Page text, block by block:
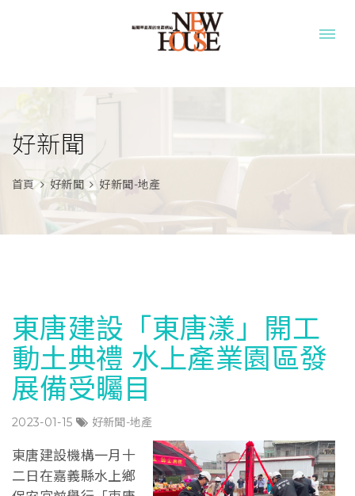
好新聞
首頁 好新聞 好新聞-地產
東唐建設「東唐漾」開工
動土典禮 水上產業園區發
展備受矚目
2023-01-15 好新聞-地產
東唐建設機構一月十
二日在嘉義縣水上鄉